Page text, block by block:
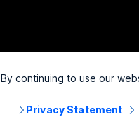
By continuing to use our
Privacy Statement